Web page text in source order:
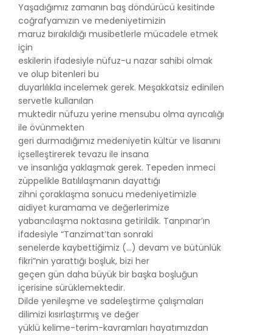
Yaşadığımız zamanın baş döndürücü kesitinde
coğrafyamızın ve medeniyetimizin
maruz bırakıldığı musibetlerle mücadele etmek
için
eskilerin ifadesiyle nüfuz-u nazar sahibi olmak
ve olup bitenleri bu
duyarlılıkla incelemek gerek. Meşakkatsiz edinilen
servetle kullanılan
muktedir nüfuzu yerine mensubu olma ayrıcalığı
ile övünmekten
geri durmadığımız medeniyetin kültür ve lisanını
içselleştirerek tevazu ile insana
ve insanlığa yaklaşmak gerek. Tepeden inmeci
züppelikle Batılılaşmanın dayattığı
zihni çoraklaşma sonucu medeniyetimizle
aidiyet kuramama ve değerlerimize
yabancılaşma noktasına getirildik. Tanpınar’ın
ifadesiyle “Tanzimat’tan sonraki
senelerde kaybettiğimiz (…) devam ve bütünlük
fikri”nin yarattığı boşluk, bizi her
geçen gün daha büyük bir başka boşluğun
içerisine sürüklemektedir.
Dilde yenileşme ve sadeleştirme çalışmaları
dilimizi kısırlaştırmış ve değer
yüklü kelime-terim-kavramları hayatımızdan